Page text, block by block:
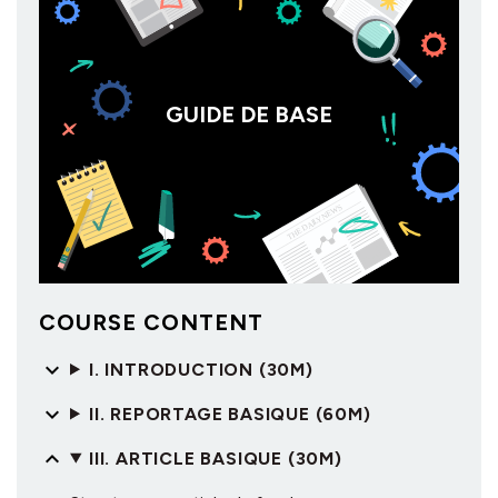
GUIDE DE BASE
COURSE CONTENT
I. INTRODUCTION (30M)
II. REPORTAGE BASIQUE (60M)
III. ARTICLE BASIQUE (30M)